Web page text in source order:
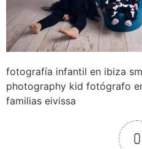
fotografía infantil en ibiza
photography kid fotógrafo
familias eivissa
0